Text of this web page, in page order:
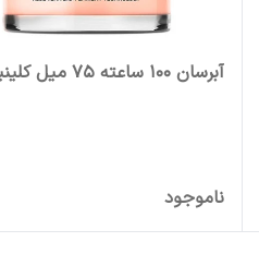
آبرسان 100 ساعته 75 میل کلینیک
ناموجود